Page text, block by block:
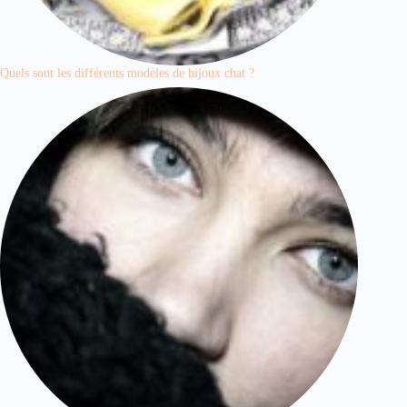
Quels sont les différents modèles de bijoux chat ?